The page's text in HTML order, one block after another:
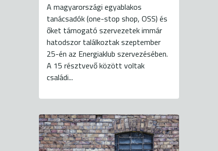
A magyarországi egyablakos
tanácsadók (one-stop shop, OSS) és
őket támogató szervezetek immár
hatodszor találkoztak szeptember
25-én az Energiaklub szervezésében.
A 15 résztvevő között voltak
családi...